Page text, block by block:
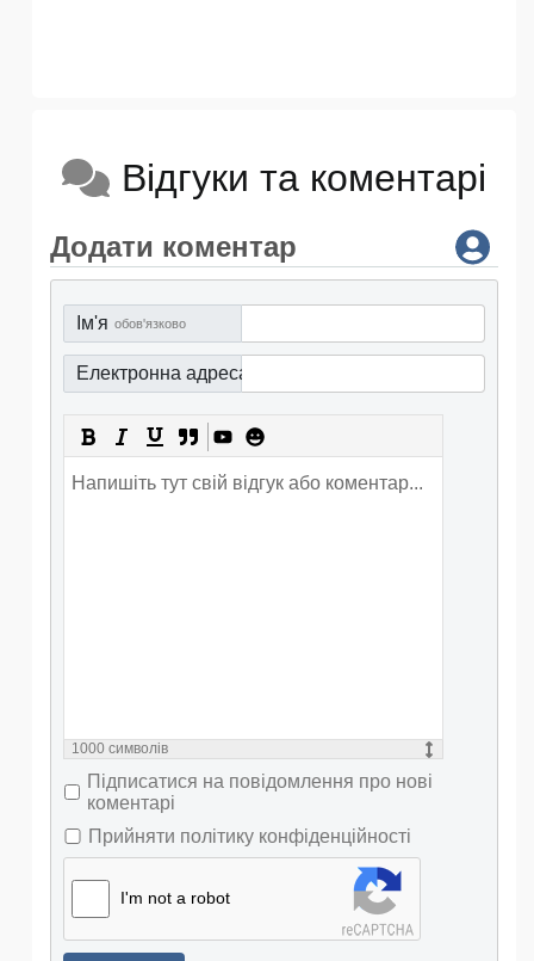
Відгуки та коментарі
Додати коментар
Ім'я обов'язково
Електронна адреса
1000 символів
Підписатися на повідомлення про нові
коментарі
Прийняти політику конфіденційності
I'm not a robot